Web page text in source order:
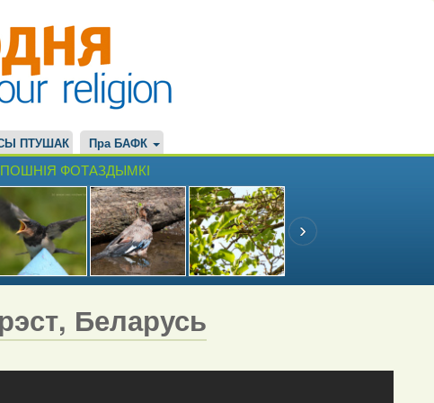
ПТУШАК Пра БАФК
ФОТАЗДЫМКІ
Беларусь